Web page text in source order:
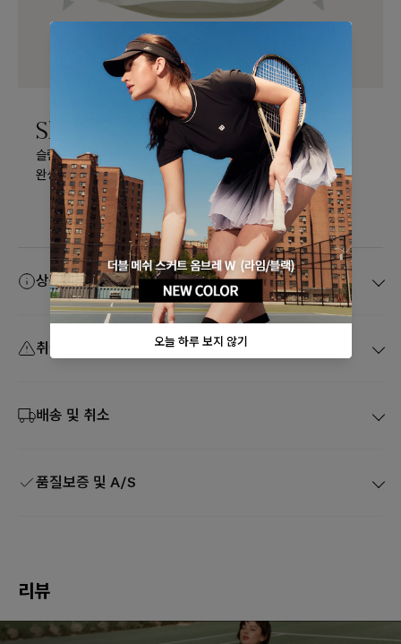
Slim Fit
슬림한 허리 라인과 웨이브 밑단으로 여성스러운 실루엣을
완성합니다.
상품 정보고시
취급 주의사항
배송 및 취소
품질보증 및 A/S
리뷰